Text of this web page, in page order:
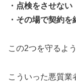
・点検をさせない
・その場で契約を
この2つを守るよ
こういった悪質業